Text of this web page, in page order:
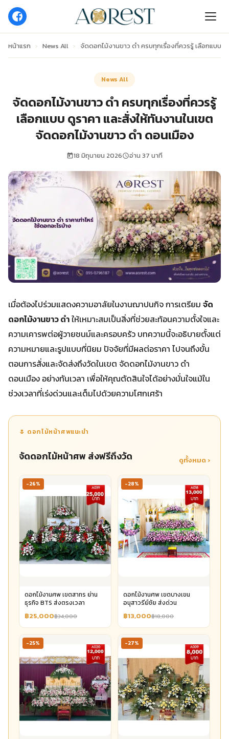
หน้าแรก › News All › จัดดอกไม้งานขาว ดํา ครบทุกเรื่องที่ควรรู้ เลือกแบบ
News All
จัดดอกไม้งานขาว ดํา ครบทุกเรื่องที่ควรรู้
เลือกแบบ ดูราคา และสั่งให้ทันงานในเขต
จัดดอกไม้งานขาว ดํา ดอนเมือง
18 มิถุนายน 2026 อ่าน 37 นาที
เมื่อต้องไปร่วมแสดงความอาลัยในงานฌาปนกิจ การเตรียม จัด
ดอกไม้งานขาว ดําให้เหมาะสมเป็นสิ่งที่ช่วยสะท้อนความตั้งใจและ
ความเคารพต่อผู้วายชนม์และครอบครัว บทความนี้จะอธิบายตั้งแต่
ความหมายและรูปแบบที่นิยม ปัจจัยที่มีผลต่อราคา ไปจนถึงขั้น
ตอนการสั่งและจัดส่งถึงวัดในเขต จัดดอกไม้งานขาว ดํา
ดอนเมือง อย่างทันเวลา เพื่อให้คุณตัดสินใจได้อย่างมั่นใจแม้ใน
ช่วงเวลาที่เร่งด่วนและเต็มไปด้วยความโศกเศร้า
🌷 ดอกไม้หน้าศพแนะนำ
จัดดอกไม้หน้าศพ ส่งฟรีถึงวัด ดูทั้งหมด ›
-26%
ดอกไม้งานศพ เขตสาทร ย่าน
ธุรกิจ BTS ส่งตรงเวลา
฿25,000฿34,000
-28%
ดอกไม้งานศพ เขตบางเขน
อนุสาวรีย์ชัย ส่งด่วน
฿13,000฿18,000
-25% -27%